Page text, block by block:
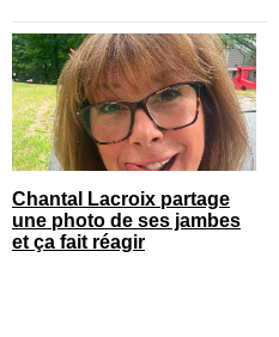
Chantal Lacroix partage
une photo de ses jambes
et ça fait réagir